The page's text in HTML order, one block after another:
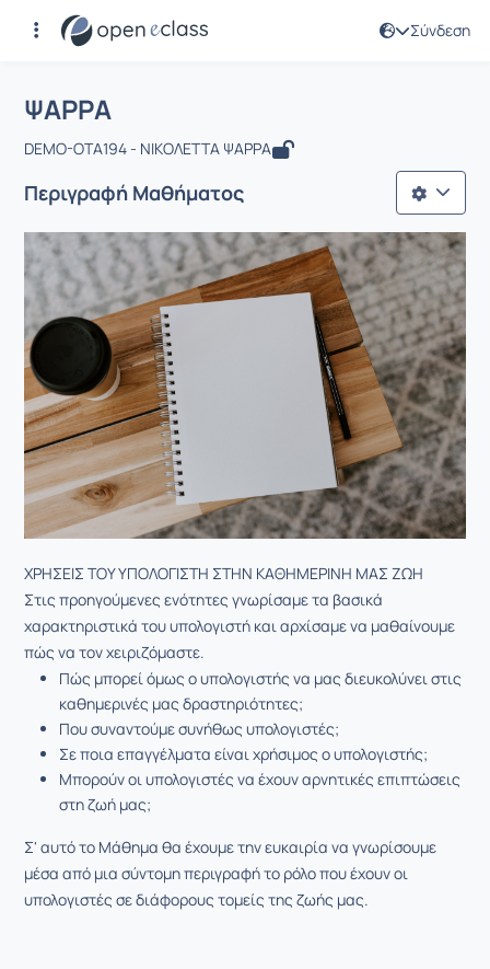
Σύνδεση
Αρχική Σελίδα
Μάθημα : ΨΑΡΡΑ
ΨΑΡΡΑ
DEMO-OTA194 - ΝΙΚΟΛΕΤΤΑ ΨΑΡΡΑ
Περιγραφή Μαθήματος
ΧΡΗΣΕΙΣ ΤΟΥ ΥΠΟΛΟΓΙΣΤΗ ΣΤΗΝ ΚΑΘΗΜΕΡΙΝΗ ΜΑΣ ΖΩΗ
Στις προηγούμενες ενότητες γνωρίσαμε τα βασικά
χαρακτηριστικά του υπολογιστή και αρχίσαμε να μαθαίνουμε
πώς να τον χειριζόμαστε.
Πώς μπορεί όμως ο υπολογιστής να μας διευκολύνει στις
καθημερινές μας δραστηριότητες;
Που συναντούμε συνήθως υπολογιστές;
Σε ποια επαγγέλματα είναι χρήσιμος ο υπολογιστής;
Μπορούν οι υπολογιστές να έχουν αρνητικές επιπτώσεις
στη ζωή μας;
Σ' αυτό το Μάθημα θα έχουμε την ευκαιρία να γνωρίσουμε
μέσα από μια σύντομη περιγραφή το ρόλο που έχουν οι
υπολογιστές σε διάφορους τομείς της ζωής μας.